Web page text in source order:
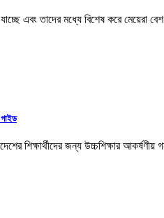
যাচ্ছে এবং তাদের মধ্যে বিশেষ করে
গাইড
শিক্ষার্থীদের জন্য উচ্চশিক্ষার